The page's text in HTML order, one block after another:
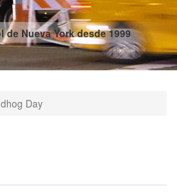
Nueva York desde 1999
Day